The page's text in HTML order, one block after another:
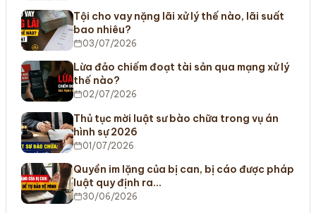
Tội cho vay nặng lãi xử lý thế nào, lãi suất
bao nhiêu?
03/07/2026
Lừa đảo chiếm đoạt tài sản qua mạng xử lý
thế nào?
02/07/2026
Thủ tục mời luật sư bào chữa trong vụ án
hình sự 2026
01/07/2026
Quyền im lặng của bị can, bị cáo được pháp
luật quy định ra…
30/06/2026